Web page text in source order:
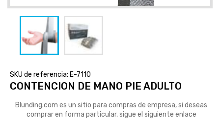
SKU de referencia: E-7110
CONTENCION DE MANO PIE ADULTO
Blunding.com es un sitio para compras de empresa, si deseas
comprar en forma particular, sigue el siguiente enlace